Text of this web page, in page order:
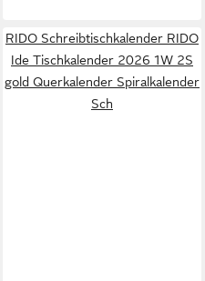
RIDO Schreibtischkalender RIDO
Ide Tischkalender 2026 1W 2S
gold Querkalender Spiralkalender
Sch